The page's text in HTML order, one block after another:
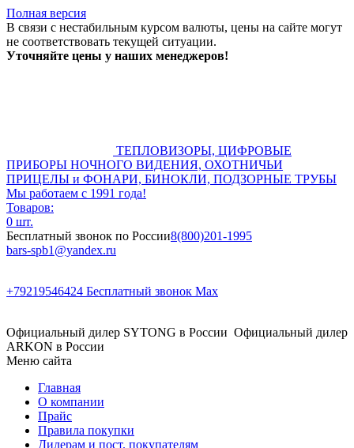
Полная версия
В связи с нестабильным курсом валюты, цены на сайте могут
не соответствовать текущей ситуации.
Уточняйте цены у наших менеджеров!
ТЕПЛОВИЗОРЫ, ЦИФРОВЫЕ
ПРИБОРЫ НОЧНОГО ВИДЕНИЯ, ОХОТНИЧЬИ
ПРИЦЕЛЫ и ФОНАРИ, БИНОКЛИ, ПОДЗОРНЫЕ ТРУБЫ
Мы работаем с 1991 года!
Товаров:
0 шт.
Бесплатный звонок по России8(800)201-1995
bars-spb1@yandex.ru
+79219546424 Бесплатный звонок Max
Официальный дилер SYTONG в России Официальный дилер
ARKON в России
Меню сайта
Главная
О компании
Прайс
Правила покупки
Дилерам и пост. покупателям